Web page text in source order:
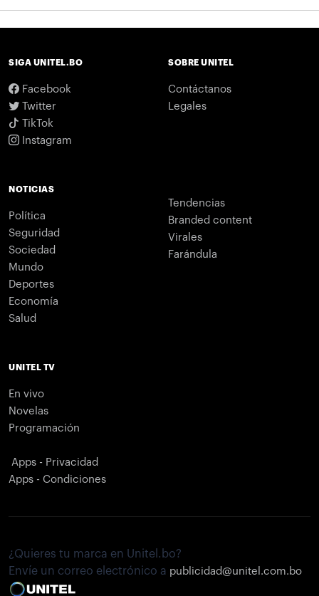
SIGA UNITEL.BO
Facebook
Twitter
TikTok
Instagram
SOBRE UNITEL
Contáctanos
Legales
NOTICIAS
Política
Seguridad
Sociedad
Mundo
Deportes
Economía
Salud
Tendencias
Branded content
Virales
Farándula
UNITEL TV
En vivo
Novelas
Programación
Apps - Privacidad
Apps - Condiciones
¿Quieres tu marca en Unitel.bo?
Envíe un correo electrónico a publicidad@unitel.com.bo